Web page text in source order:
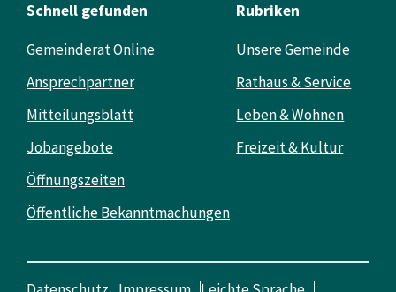
Schnell gefunden
Gemeinderat Online
Ansprechpartner
Mitteilungsblatt
Jobangebote
Öffnungszeiten
Öffentliche Bekanntmachungen
Rubriken
Unsere Gemeinde
Rathaus & Service
Leben & Wohnen
Freizeit & Kultur